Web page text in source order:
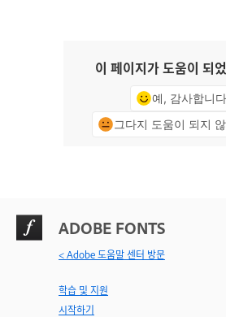
이 페이지가 도움이 되
예, 감사합니
그다지 도움이 되지
ADOBE FONTS
< Adobe 도움말 센터 방문
학습 및 지원
시작하기